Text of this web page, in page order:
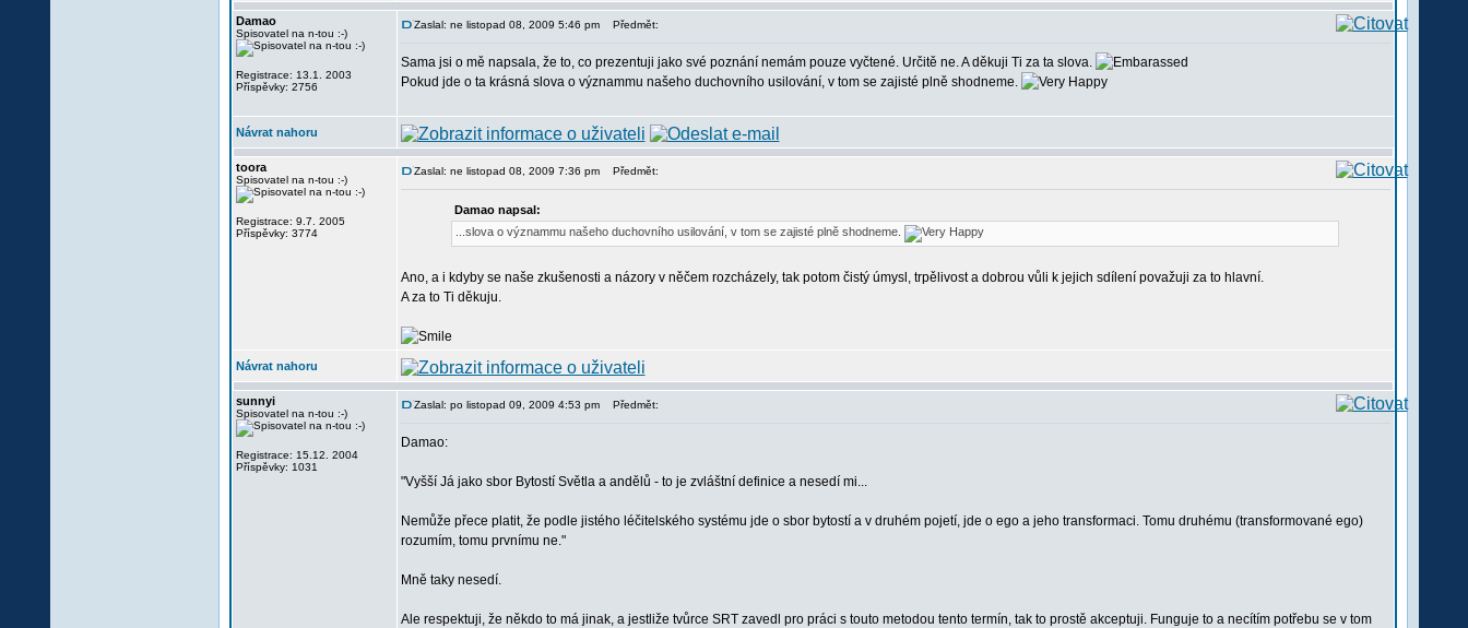
Damao
Spisovatel na n-tou :-)
Registrace: 13.1. 2003
Příspěvky: 2756
Zaslal: ne listopad 08, 2009 5:46 pm Předmět:
Sama jsi o mě napsala, že to, co prezentuji jako své poznání nemám pouze vyčtené. Určitě ne. A děkuji Ti za ta slova.
Pokud jde o ta krásná slova o význammu našeho duchovního usilování, v tom se zajisté plně shodneme.
Návrat nahoru
toora
Spisovatel na n-tou :-)
Registrace: 9.7. 2005
Příspěvky: 3774
Zaslal: ne listopad 08, 2009 7:36 pm Předmět:
Damao napsal:
...slova o význammu našeho duchovního usilování, v tom se zajisté plně shodneme.
Ano, a i kdyby se naše zkušenosti a názory v něčem rozcházely, tak potom čistý úmysl, trpělivost a dobrou vůli k jejich sdílení považuji za to hlavní.
A za to Ti děkuju.
Návrat nahoru
sunnyi
Spisovatel na n-tou :-)
Registrace: 15.12. 2004
Příspěvky: 1031
Zaslal: po listopad 09, 2009 4:53 pm Předmět:
Damao:
"Vyšší Já jako sbor Bytostí Světla a andělů - to je zvláštní definice a nesedí mi...
Nemůže přece platit, že podle jistého léčitelského systému jde o sbor bytostí a v druhém pojetí, jde o ego a jeho transformaci. Tomu druhému (transformované ego)
rozumím, tomu prvnímu ne."
Mně taky nesedí.
Ale respektuji, že někdo to má jinak, a jestliže tvůrce SRT zavedl pro práci s touto metodou tento termín, tak to prostě akceptuji. Funguje to a necítím potřebu se v tom